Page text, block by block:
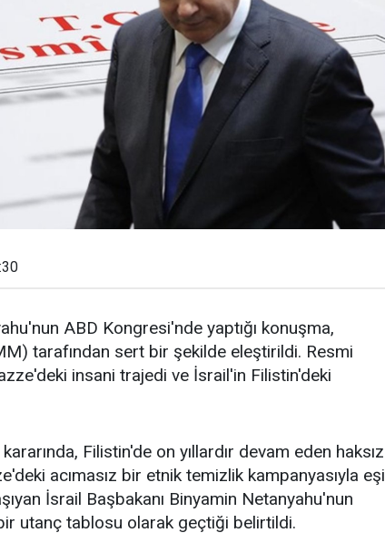
ABD Kongresi'nde yaptığı konuşma,
tarafından sert bir şekilde eleştirildi. Resmi
insani trajedi ve İsrail'in Filistin'deki
Filistin'de on yıllardır devam eden haksız
acımasız bir etnik temizlik kampanyasıyla eşi
İsrail Başbakanı Binyamin Netanyahu'nun
utanç tablosu olarak geçtiği belirtildi.